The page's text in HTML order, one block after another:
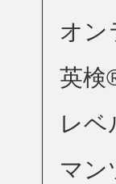
オン
英検
レベ
マン